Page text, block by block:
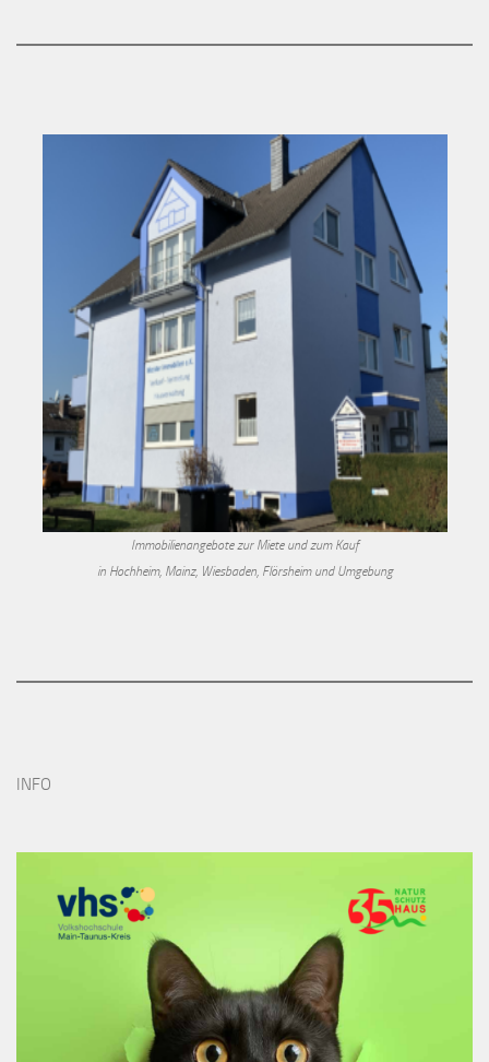
Immobilienangebote zur Miete und zum Kauf
in Hochheim, Mainz, Wiesbaden, Flörsheim und Umgebung
INFO